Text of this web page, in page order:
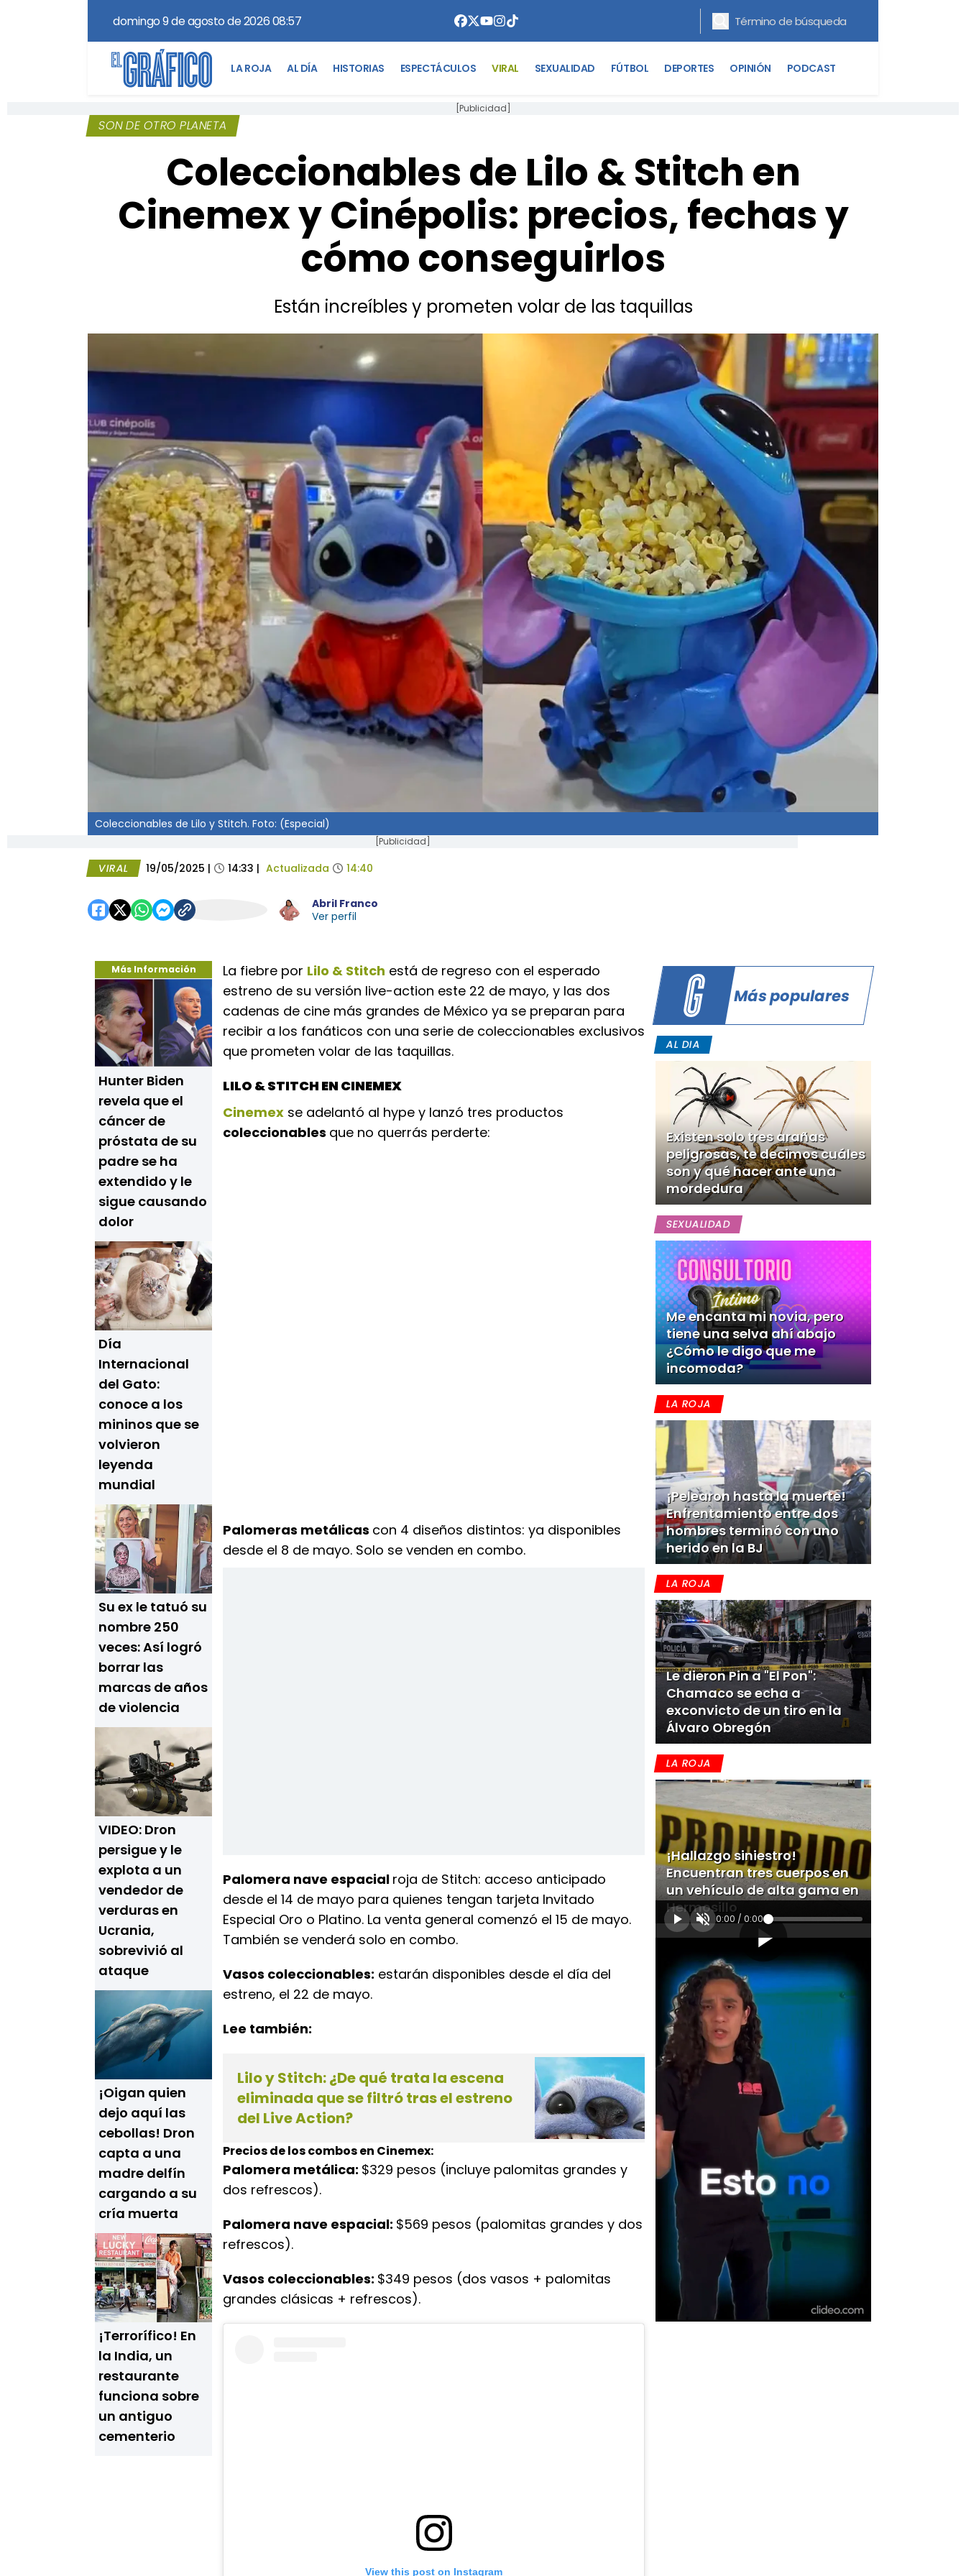
domingo 9 de agosto de 2026 08:57
LA ROJA AL DÍA HISTORIAS ESPECTÁCULOS VIRAL SEXUALIDAD FÚTBOL DEPORTES OPINIÓN PODCAST
[Publicidad]
SON DE OTRO PLANETA
Coleccionables de Lilo & Stitch en
Cinemex y Cinépolis: precios, fechas y
cómo conseguirlos
Están increíbles y prometen volar de las taquillas
Coleccionables de Lilo y Stitch. Foto: (Especial)
[Publicidad]
VIRAL 19/05/2025 | 14:33 | Actualizada 14:40
Abril Franco
Ver perfil
Más Información
Hunter Biden
revela que el
cáncer de
próstata de su
padre se ha
extendido y le
sigue causando
dolor
Día
Internacional
del Gato:
conoce a los
mininos que se
volvieron
leyenda
mundial
Su ex le tatuó su
nombre 250
veces: Así logró
borrar las
marcas de años
de violencia
VIDEO: Dron
persigue y le
explota a un
vendedor de
verduras en
Ucrania,
sobrevivió al
ataque
¡Oigan quien
dejo aquí las
cebollas! Dron
capta a una
madre delfín
cargando a su
cría muerta
¡Terrorífico! En
la India, un
restaurante
funciona sobre
un antiguo
cementerio
La fiebre por Lilo & Stitch está de regreso con el esperado
estreno de su versión live-action este 22 de mayo, y las dos
cadenas de cine más grandes de México ya se preparan para
recibir a los fanáticos con una serie de coleccionables exclusivos
que prometen volar de las taquillas.
LILO & STITCH EN CINEMEX
Cinemex se adelantó al hype y lanzó tres productos
coleccionables que no querrás perderte:
Palomeras metálicas con 4 diseños distintos: ya disponibles
desde el 8 de mayo. Solo se venden en combo.
Palomera nave espacial roja de Stitch: acceso anticipado
desde el 14 de mayo para quienes tengan tarjeta Invitado
Especial Oro o Platino. La venta general comenzó el 15 de mayo.
También se venderá solo en combo.
Vasos coleccionables: estarán disponibles desde el día del
estreno, el 22 de mayo.
Lee también:
Lilo y Stitch: ¿De qué trata la escena
eliminada que se filtró tras el estreno
del Live Action?
Precios de los combos en Cinemex:
Palomera metálica: $329 pesos (incluye palomitas grandes y
dos refrescos).
Palomera nave espacial: $569 pesos (palomitas grandes y dos
refrescos).
Vasos coleccionables: $349 pesos (dos vasos + palomitas
grandes clásicas + refrescos).
View this post on Instagram
Más populares
AL DIA
Existen solo tres arañas
peligrosas, te decimos cuáles
son y qué hacer ante una
mordedura
SEXUALIDAD
Me encanta mi novia, pero
tiene una selva ahí abajo
¿Cómo le digo que me
incomoda?
LA ROJA
¡Pelearon hasta la muerte!
Enfrentamiento entre dos
hombres terminó con uno
herido en la BJ
LA ROJA
Le dieron Pin a "El Pon":
Chamaco se echa a
exconvicto de un tiro en la
Álvaro Obregón
LA ROJA
¡Hallazgo siniestro!
Encuentran tres cuerpos en
un vehículo de alta gama en
Hermosillo
0:00 / 0:00
[Publicidad]